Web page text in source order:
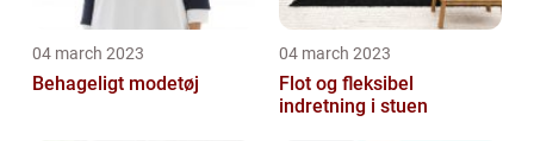
04 march 2023
Behageligt modetøj
04 march 2023
Flot og fleksibel
indretning i stuen